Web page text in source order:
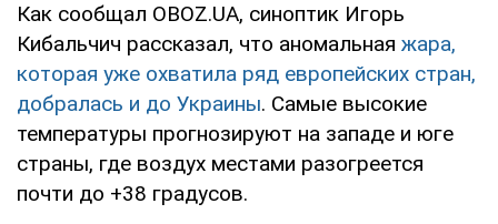
Как сообщал OBOZ.UA, синоптик Игорь
Кибальчич рассказал, что аномальная жара,
которая уже охватила ряд европейских стран,
добралась и до Украины. Самые высокие
температуры прогнозируют на западе и юге
страны, где воздух местами разогреется
почти до +38 градусов.